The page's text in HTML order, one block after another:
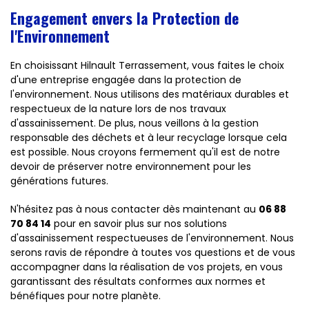
Engagement envers la Protection de
l'Environnement
En choisissant Hilnault Terrassement, vous faites le choix
d'une entreprise engagée dans la protection de
l'environnement. Nous utilisons des matériaux durables et
respectueux de la nature lors de nos travaux
d'assainissement. De plus, nous veillons à la gestion
responsable des déchets et à leur recyclage lorsque cela
est possible. Nous croyons fermement qu'il est de notre
devoir de préserver notre environnement pour les
générations futures.
N'hésitez pas à nous contacter dès maintenant au 06 88
70 84 14 pour en savoir plus sur nos solutions
d'assainissement respectueuses de l'environnement. Nous
serons ravis de répondre à toutes vos questions et de vous
accompagner dans la réalisation de vos projets, en vous
garantissant des résultats conformes aux normes et
bénéfiques pour notre planète.